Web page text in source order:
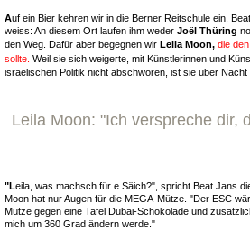
Auf ein Bier kehren wir in die Berner Reitschule ein.
weiss: An diesem Ort laufen ihm weder Joël Thüring
den Weg. Dafür aber begegnen wir Leila Moon, die
sollte. Weil sie sich weigerte, mit Künstlerinnen und
israelischen Politik nicht abschwören, ist sie über Nacht
Leila Moon: "Ich verspreche dir,
"Leila, was machsch für e Säich?", spricht Beat Jans
Moon hat nur Augen für die MEGA-Mütze. "Der ESC
Mütze gegen eine Tafel Dubai-Schokolade und
mich um 360 Grad ändern werde."